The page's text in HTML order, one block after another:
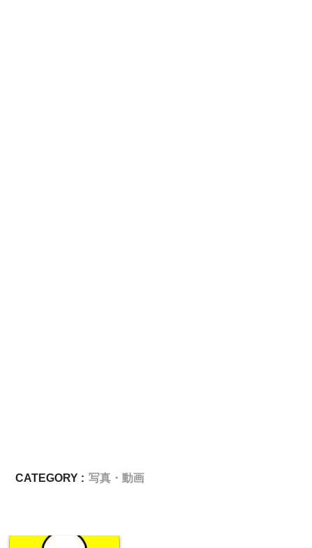
CATEGORY : 写真・動画